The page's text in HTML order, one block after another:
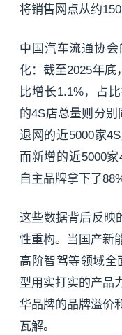
将销售网点从约
中国汽车流通协
化：截至2025年底
比增长1.1%，占
的4S店总量则分
退网的近5000家
而新增的近5000
自主品牌拿下了
这些数据背后反映
性重构。当国产新
高阶智驾等领域全
型用实打实的产品
华品牌的品牌溢价
瓦解。